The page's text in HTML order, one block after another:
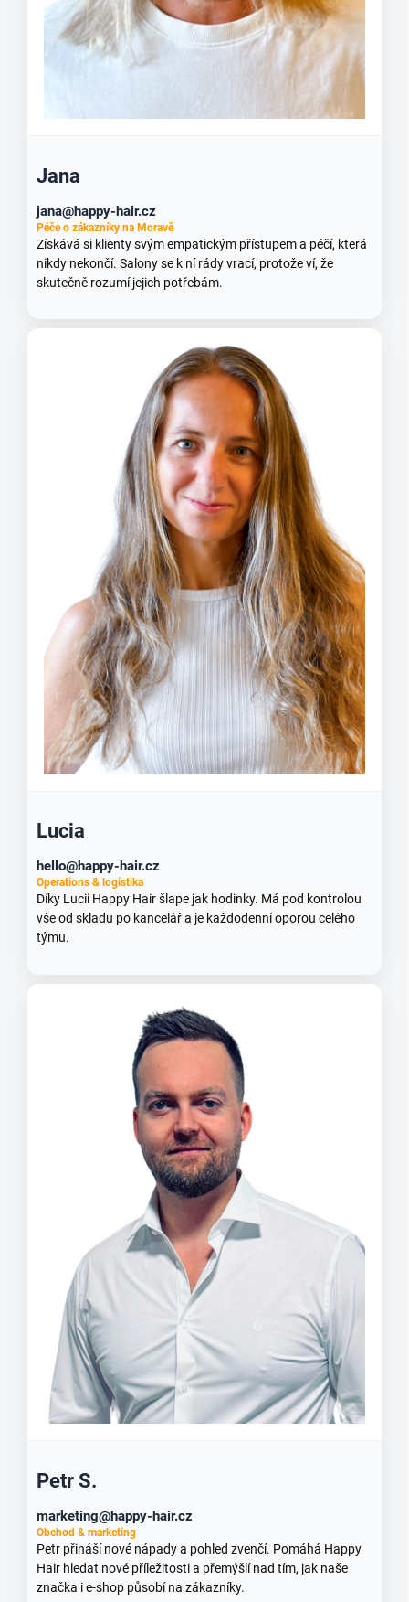
Jana
jana@happy-hair.cz
Péče o zákazníky na Moravě
Získává si klienty svým empatickým přístupem a péčí, která
nikdy nekončí. Salony se k ní rády vrací, protože ví, že
skutečně rozumí jejich potřebám.
Lucia
hello@happy-hair.cz
Operations & logistika
Díky Lucii Happy Hair šlape jak hodinky. Má pod kontrolou
vše od skladu po kancelář a je každodenní oporou celého
týmu.
Petr S.
marketing@happy-hair.cz
Obchod & marketing
Petr přináší nové nápady a pohled zvenčí. Pomáhá Happy
Hair hledat nové příležitosti a přemýšlí nad tím, jak naše
značka i e-shop působí na zákazníky.